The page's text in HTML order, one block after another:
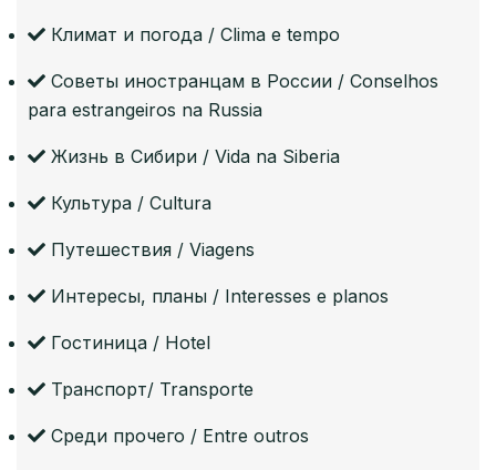
Климат и погода / Clima e tempo
Советы иностранцам в России / Conselhos
para estrangeiros na Russia
Жизнь в Сибири / Vida na Siberia
Культура / Cultura
Путешествия / Viagens
Интересы, планы / Interesses e planos
Гостиница / Hotel
Транспорт/ Transporte
Среди прочего / Entre outros